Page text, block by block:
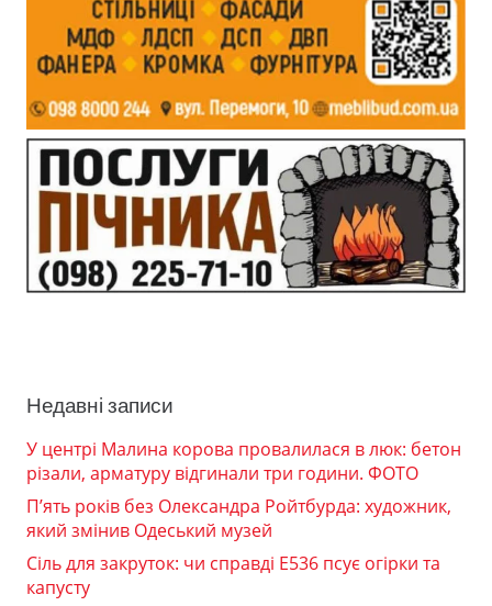
Недавні записи
У центрі Малина корова провалилася в люк: бетон
різали, арматуру відгинали три години. ФОТО
П’ять років без Олександра Ройтбурда: художник,
який змінив Одеський музей
Сіль для закруток: чи справді Е536 псує огірки та
капусту